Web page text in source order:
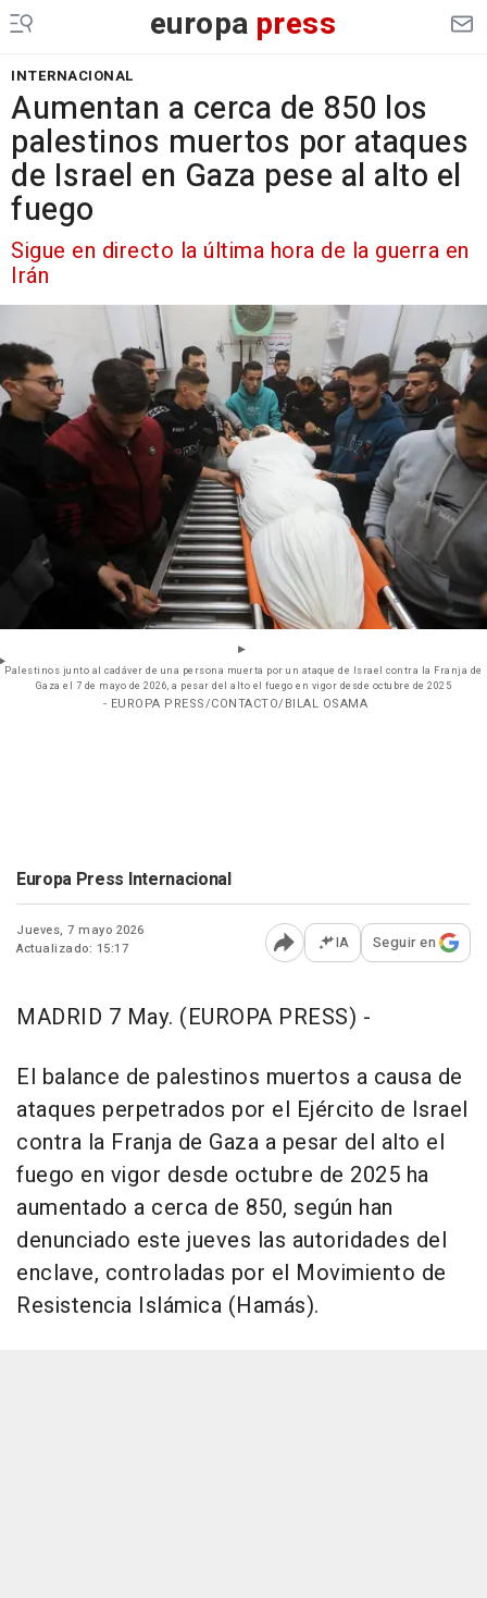
europa press
INTERNACIONAL
Aumentan a cerca de 850 los
palestinos muertos por ataques
de Israel en Gaza pese al alto el
fuego
Sigue en directo la última hora de la guerra en
Irán
Palestinos junto al cadáver de una persona muerta por un ataque de Israel contra la Franja de
Gaza el 7 de mayo de 2026, a pesar del alto el fuego en vigor desde octubre de 2025
- EUROPA PRESS/CONTACTO/BILAL OSAMA
Europa Press Internacional
Jueves, 7 mayo 2026
Actualizado: 15:17
Abrir opciones para
IA Seguir en
MADRID 7 May. (EUROPA PRESS) -
El balance de palestinos muertos a causa de
ataques perpetrados por el Ejército de Israel
contra la Franja de Gaza a pesar del alto el
fuego en vigor desde octubre de 2025 ha
aumentado a cerca de 850, según han
denunciado este jueves las autoridades del
enclave, controladas por el Movimiento de
Resistencia Islámica (Hamás).